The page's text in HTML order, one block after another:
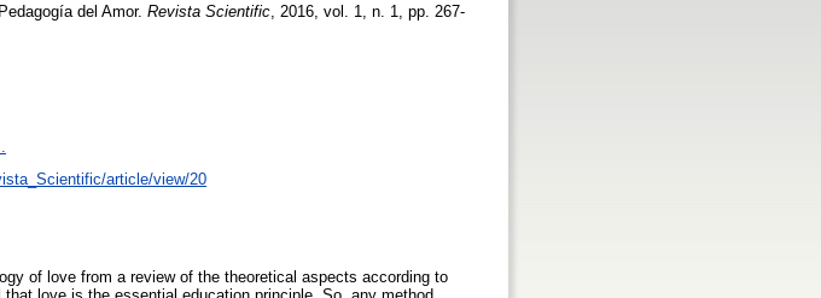
del Amor. Revista Scientific , 2016, vol. 1, n. 1, pp. 267-
article/view/20
of love from a review of the theoretical aspects according to